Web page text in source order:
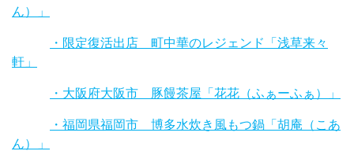
ん）」
・限定復活出店 町中華のレジェンド「浅草来々
軒」
・大阪府大阪市 豚饅茶屋「花花（ふぁーふぁ）」
・福岡県福岡市 博多水炊き風もつ鍋「胡庵（こあ
ん）」